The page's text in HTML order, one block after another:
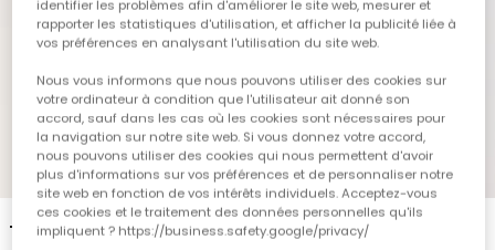
1 2 3 4 5 6
T-shirt fille en maille côtelée blanc col roulé
identifier les problèmes afin d'améliorer le site web, mesurer et
rapporter les statistiques d'utilisation, et afficher la publicité liée à
vos préférences en analysant l'utilisation du site web.
Nous vous informons que nous pouvons utiliser des cookies sur
votre ordinateur à condition que l'utilisateur ait donné son
accord, sauf dans les cas où les cookies sont nécessaires pour
la navigation sur notre site web. Si vous donnez votre accord,
nous pouvons utiliser des cookies qui nous permettent d'avoir
plus d'informations sur vos préférences et de personnaliser notre
site web en fonction de vos intérêts individuels. Acceptez-vous
ces cookies et le traitement des données personnelles qu'ils
impliquent ? https://business.safety.google/privacy/